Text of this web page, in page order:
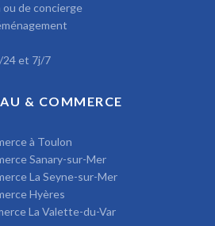
ou de concierge
24 et 7j/7
& COMMERCE
à Toulon
Sanary-sur-Mer
La Seyne-sur-Mer
Hyères
La Valette-du-Var